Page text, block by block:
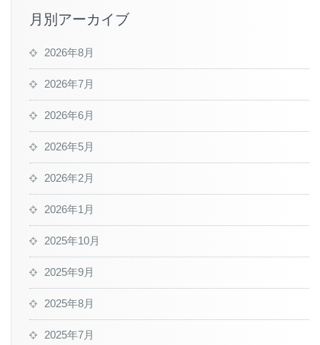
月別アーカイブ
2026年8月
2026年7月
2026年6月
2026年5月
2026年2月
2026年1月
2025年10月
2025年9月
2025年8月
2025年7月